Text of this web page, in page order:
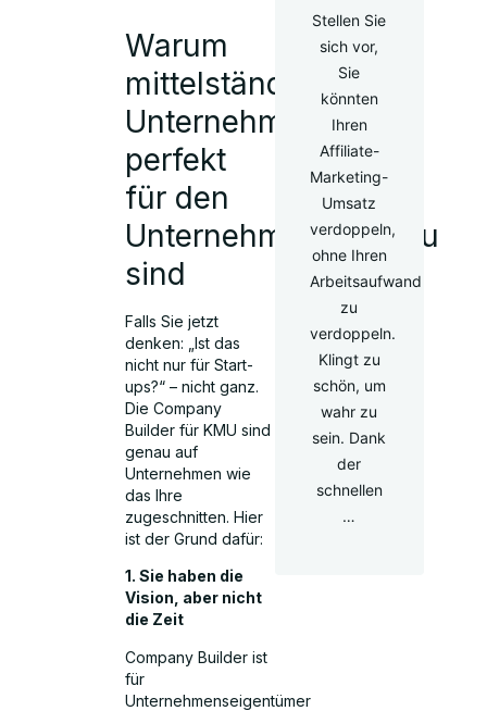
Warum
mittelständische
Unternehmen
perfekt
für den
Unternehmensaufbau
sind
Falls Sie jetzt
denken: „Ist das
nicht nur für Start-
ups?“ – nicht ganz.
Die Company
Builder für KMU sind
genau auf
Unternehmen wie
das Ihre
zugeschnitten. Hier
ist der Grund dafür:
1. Sie haben die
Vision, aber nicht
die Zeit
Company Builder ist
für
Unternehmenseigentümer
Stellen Sie
sich vor,
Sie
könnten
Ihren
Affiliate-
Marketing-
Umsatz
verdoppeln,
ohne Ihren
Arbeitsaufwand
zu
verdoppeln.
Klingt zu
schön, um
wahr zu
sein. Dank
der
schnellen
…